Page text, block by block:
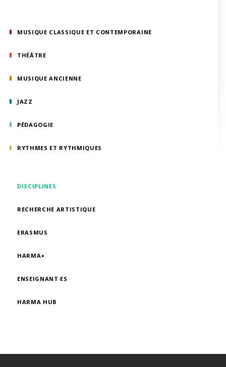
MUSIQUE CLASSIQUE ET CONTEMPORAINE
THÉÂTRE
MUSIQUE ANCIENNE
JAZZ
PÉDAGOGIE
RYTHMES ET RYTHMIQUES
DISCIPLINES
RECHERCHE ARTISTIQUE
ERASMUS
HARMA+
ENSEIGNANT·ES
HARMA HUB